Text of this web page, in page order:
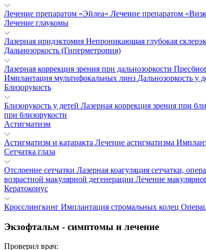
Лечение препаратом «Эйлеа» Лечение препаратом
Лечение глаукомы
Лазерная иридэктомия Непроникающая глубокая
Дальнозоркость (Гиперметропия)
Лазерная коррекция зрения при дальнозоркости
Имплантация мультифокальных линз Дальнозоркость у
Близорукость
Близорукость у детей Лазерная коррекция зрения при
при близорукости
Астигматизм
Астигматизм и катаракта Лечение астигматизма
Сетчатка глаза
Отслоение сетчатки Лазерная коагуляция сетчатки,
возрастной макулярной дегенерации Лечение
Кератоконус
Кросслингкинг Имплантация стромальных колец
Экзофтальм - симптомы и лечение
Проверил врач: